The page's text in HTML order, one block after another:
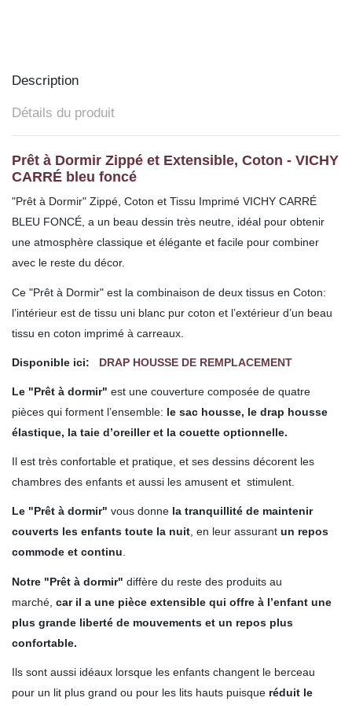
Description
Détails du produit
Prêt à Dormir Zippé et Extensible, Coton - VICHY
CARRÉ bleu foncé
"Prêt à Dormir" Zippé, Coton et Tissu Imprimé VICHY CARRÉ
BLEU FONCÉ, a un beau dessin très neutre, idéal pour obtenir
une atmosphère classique et élégante et facile pour combiner
avec le reste du décor.
Ce "Prêt à Dormir" est la combinaison de deux tissus en Coton:
l’intérieur est de tissu uni blanc pur coton et l’extérieur d’un beau
tissu en coton imprimé à carreaux.
Disponible ici: DRAP HOUSSE DE REMPLACEMENT
Le "Prêt à dormir" est une couverture composée de quatre
pièces qui forment l’ensemble: le sac housse, le drap housse
élastique, la taie d’oreiller et la couette optionnelle.
Il est très confortable et pratique, et ses dessins décorent les
chambres des enfants et aussi les amusent et stimulent.
Le "Prêt à dormir" vous donne la tranquillité de maintenir
couverts les enfants toute la nuit, en leur assurant un repos
commode et continu.
Notre "Prêt à dormir" diffère du reste des produits au
marché, car il a une pièce extensible qui offre à l’enfant une
plus grande liberté de mouvements et un repos plus
confortable.
Ils sont aussi idéaux lorsque les enfants changent le berceau
pour un lit plus grand ou pour les lits hauts puisque réduit le